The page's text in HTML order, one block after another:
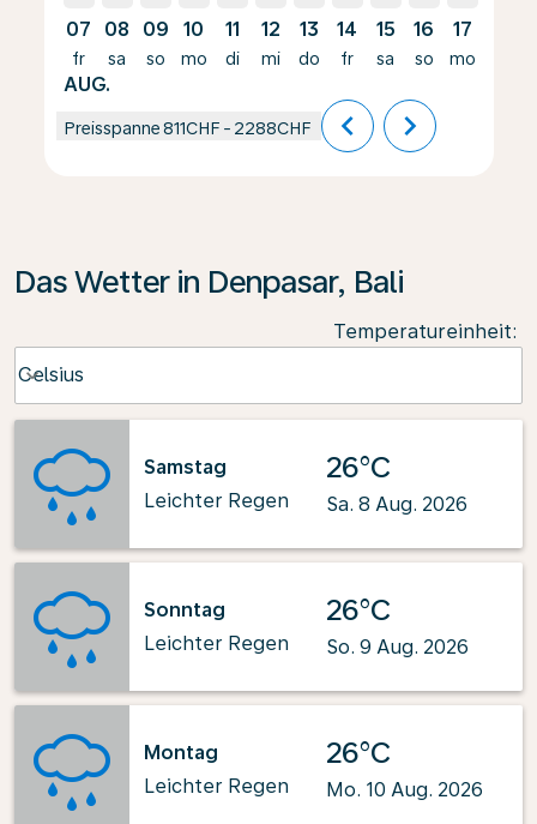
07
fr
AUG.
08
sa
09
so
10
mo
11
di
12
mi
13
do
14
fr
15
sa
16
so
17
mo
Preisspanne811CHF - 2288CHF chevron_left chevron_right
Das Wetter in Denpasar, Bali
Temperatureinheit:
Celsius
keyboard_arrow_down
Samstag
Leichter Regen
26°C
Sa. 8 Aug. 2026
Sonntag
Leichter Regen
26°C
So. 9 Aug. 2026
Montag
Leichter Regen
26°C
Mo. 10 Aug. 2026